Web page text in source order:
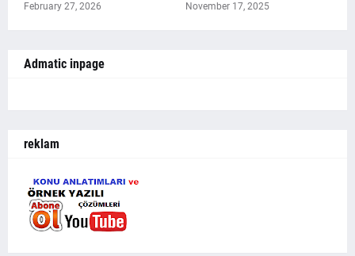
February 27, 2026 November 17, 2025
Admatic inpage
reklam